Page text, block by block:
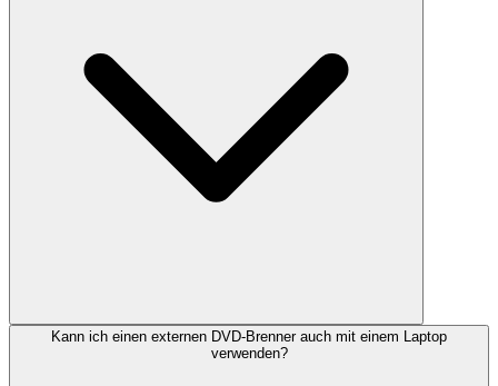
Kann ich einen externen DVD-Brenner auch mit einem Laptop
verwenden?